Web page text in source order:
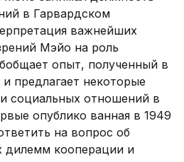
в Гарвардском
важнейших
Мэйо на роль
опыт, полученный в
предлагает некоторые
социальных отношений в
опублико ванная в 1949
на вопрос об
дилемм кооперации и